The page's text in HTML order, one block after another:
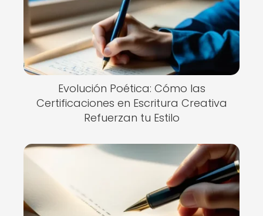
Evolución Poética: Cómo las
Certificaciones en Escritura Creativa
Refuerzan tu Estilo